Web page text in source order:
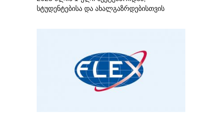
სტუდენტებისა და ახალგაზრდებისთვის